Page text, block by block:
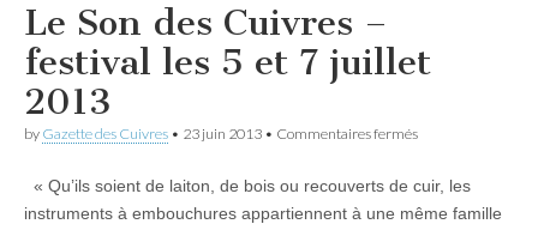
Le Son des Cuivres –
festival les 5 et 7 juillet
2013
by Gazette des Cuivres • 23 juin 2013 • Commentaires ferméssur
des
Cuivres
« Qu’ils soient de laiton, de bois ou recouverts de cuir, les
instruments à embouchures appartiennent à une même famille